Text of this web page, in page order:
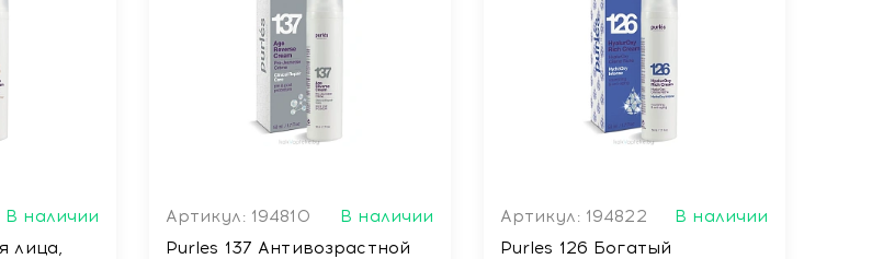
В наличии
лица,
Артикул: 194810
В наличии
Purles 137 Антивозрастной
Артикул: 194822
В наличии
Purles 126 Богатый